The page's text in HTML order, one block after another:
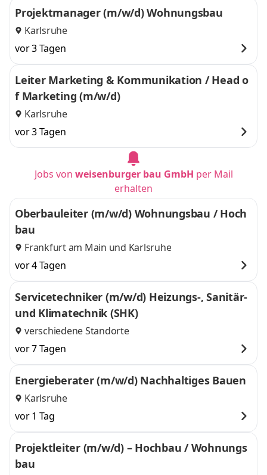
Projektmanager (m/w/d) Wohnungsbau
Karlsruhe
vor 3 Tagen
Leiter Marketing & Kommunikation / Head o
f Marketing (m/w/d)
Karlsruhe
vor 3 Tagen
Jobs von weisenburger bau GmbH per Mail
erhalten
Oberbauleiter (m/w/d) Wohnungsbau / Hoch
bau
Frankfurt am Main und Karlsruhe
vor 4 Tagen
Servicetechniker (m/w/d) Heizungs-, Sanitär-
und Klimatechnik (SHK)
verschiedene Standorte
vor 7 Tagen
Energieberater (m/w/d) Nachhaltiges Bauen
Karlsruhe
vor 1 Tag
Projektleiter (m/w/d) – Hochbau / Wohnungs
bau